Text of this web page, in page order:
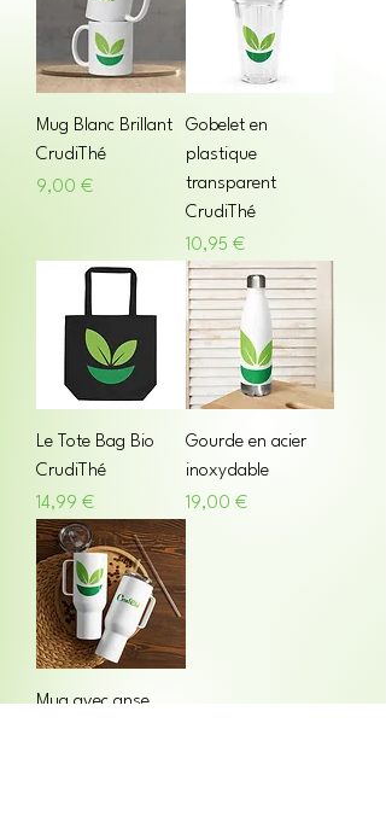
Mug Blanc Brillant
CrudiThé
Prix
9,00 €
Gobelet en
plastique
transparent
CrudiThé
Prix
10,95 €
Le Tote Bag Bio
CrudiThé
Prix
14,99 €
Gourde en acier
inoxydable
Prix
19,00 €
Mug avec anse